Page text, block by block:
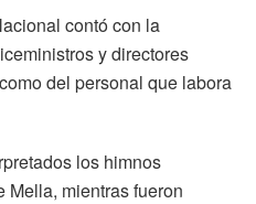
contó con la
y directores
del personal que labora
los himnos
Mella, mientras fueron